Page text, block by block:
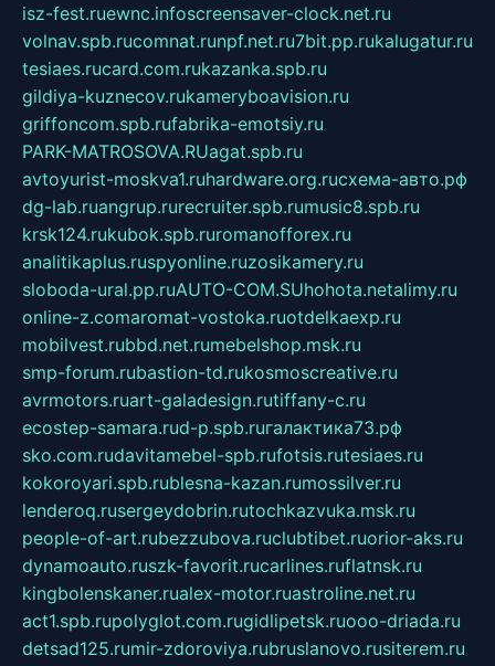
isz-fest.ruewnc.infoscreensaver-clock.net.ru
volnav.spb.rucomnat.runpf.net.ru7bit.pp.rukalugatur.ru
tesiaes.rucard.com.rukazanka.spb.ru
gildiya-kuznecov.rukameryboavision.ru
griffoncom.spb.rufabrika-emotsiy.ru
PARK-MATROSOVA.RUagat.spb.ru
avtoyurist-moskva1.ruhardware.org.ruсхема-авто.рф
dg-lab.ruangrup.rurecruiter.spb.rumusic8.spb.ru
krsk124.rukubok.spb.ruromanofforex.ru
analitikaplus.ruspyonline.ruzosikamery.ru
sloboda-ural.pp.ruAUTO-COM.SUhohota.netalimy.ru
online-z.comaromat-vostoka.ruotdelkaexp.ru
mobilvest.rubbd.net.rumebelshop.msk.ru
smp-forum.rubastion-td.rukosmoscreative.ru
avrmotors.ruart-galadesign.rutiffany-c.ru
ecostep-samara.rud-p.spb.ruгалактика73.рф
sko.com.rudavitamebel-spb.rufotsis.rutesiaes.ru
kokoroyari.spb.rublesna-kazan.rumossilver.ru
lenderoq.rusergeydobrin.rutochkazvuka.msk.ru
people-of-art.rubezzubova.ruclubtibet.ruorior-aks.ru
dynamoauto.ruszk-favorit.rucarlines.ruflatnsk.ru
kingbolenskaner.rualex-motor.ruastroline.net.ru
act1.spb.rupolyglot.com.rugidlipetsk.ruooo-driada.ru
detsad125.rumir-zdoroviya.rubruslanovo.rusiterem.ru